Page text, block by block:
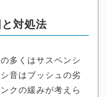
対処法
多くはサスペンシ
音はブッシュの劣
クの緩みが考えら